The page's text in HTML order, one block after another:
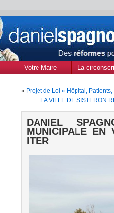
Votre Maire
La
« Projet de Loi « Hôpital, Patients,
LA VILLE DE SISTERON
DANIEL
MUNICIPALE EN
ITER